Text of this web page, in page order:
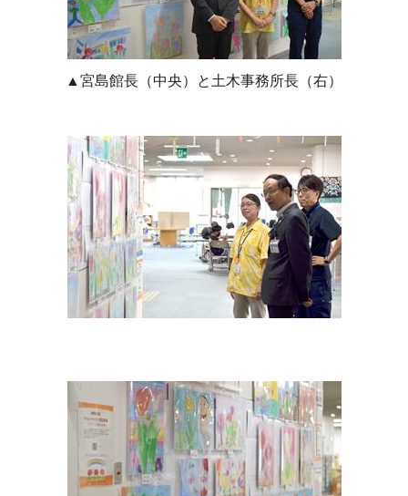
▲宮島館長（中央）と土木事務所長（右）